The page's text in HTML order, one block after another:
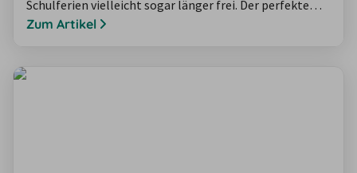
Schulferien vielleicht sogar länger frei. Der perfekte
Zeitpunkt, mit den Liebsten das Frühlingswetter zu
Zum Artikel